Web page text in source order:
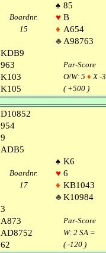
♠ 85
Boardnr. ♥ B
15 ♦ A654
♣ A98763
KDB9
963
Par-Score
K103 O/W: 5 ♦ X -3
K105 ( +500 )
D10852
954
9
ADB5
♠ K6
Boardnr. ♥ 6
17 ♦ KB1043
♣K10984
3
A873
Par-Score
AD8752 W: 2 SA =
62 ( -120 )